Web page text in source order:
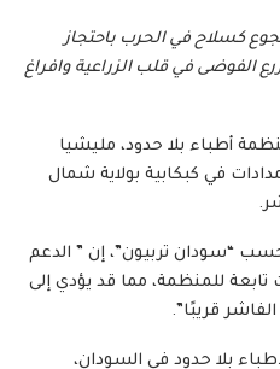
كسلاح في الحرب باحتجاز
الفوضى في قلب الزراعية وافراغ
اتهمت منظمة أطباء بلا حدود، مليشيا
في كبكابية بولاية شمال
“سودان تربيون”، إن ” الدعم
للمنظمة، مما قد يؤدي إلى
قريبًا”.
بلا حدود في السودان،